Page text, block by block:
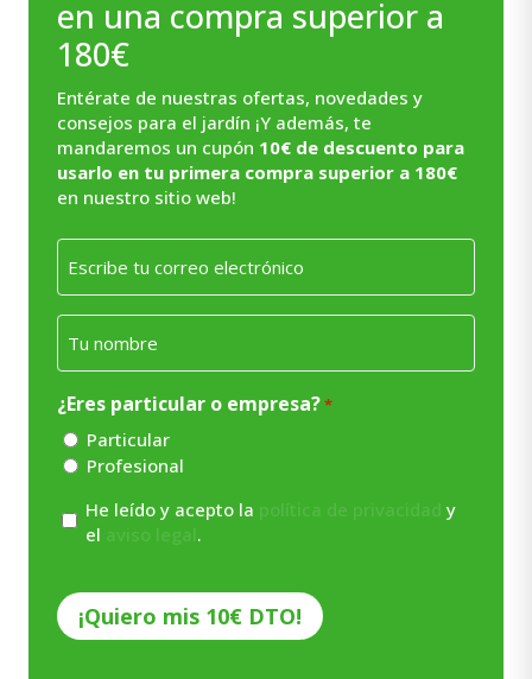
en una compra superior a
180€
Entérate de nuestras ofertas, novedades y
consejos para el jardín ¡Y además, te
mandaremos un cupón 10€ de descuento para
usarlo en tu primera compra superior a 180€
en nuestro sitio web!
Email
Nombre
¿Eres particular o empresa?*
Particular
Profesional
Consentimiento
He leído y acepto la política de privacidad y
el aviso legal.